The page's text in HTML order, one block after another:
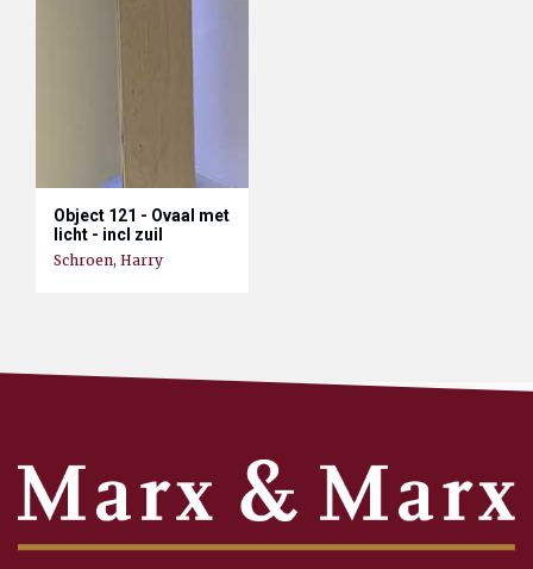
Object 121 - Ovaal met
licht - incl zuil
Schroen, Harry